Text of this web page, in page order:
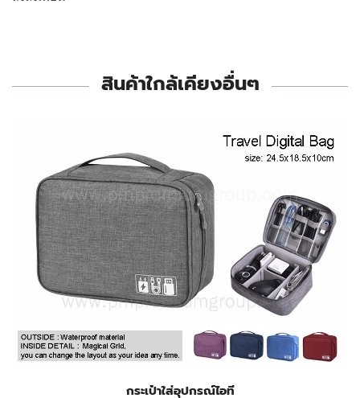
สินค้าใกล้เคียงอื่นๆ
กระเป๋าใส่อุปกรณ์ไอที